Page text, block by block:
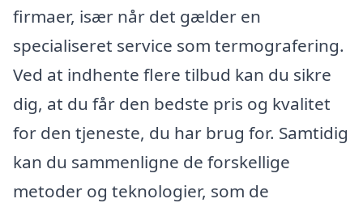
firmaer, især når det gælder en
specialiseret service som termografering.
Ved at indhente flere tilbud kan du sikre
dig, at du får den bedste pris og kvalitet
for den tjeneste, du har brug for. Samtidig
kan du sammenligne de forskellige
metoder og teknologier, som de